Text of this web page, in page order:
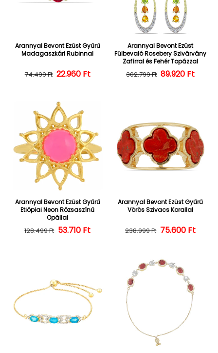
Arannyal Bevont Ezüst Gyűrű
Madagaszkári Rubinnal
Normál ár
74.499 Ft Kedvezményes ár
22.960 Ft
Arannyal Bevont Ezüst
Fülbevaló Rosebery Szivárvány
Zafírral és Fehér Topázzal
Normál ár
302.799 Ft 89.920 Ft
Arannyal Bevont Ezüst Gyűrű
Etiópiai Neon Rózsaszínű
Opállal
Normál ár
128.499 Ft Kedvezményes ár
53.710 Ft
Arannyal Bevont Ezüst Gyűrű
Vörös Szivacs Korallal
Normál ár
238.999 Ft 75.600 Ft